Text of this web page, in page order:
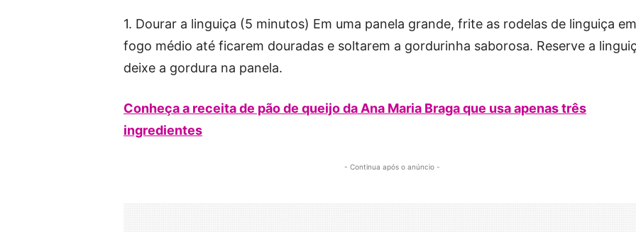
1. Dourar a linguiça (5 minutos) Em uma panela grande, frite as rodelas de linguiça em
fogo médio até ficarem douradas e soltarem a gordurinha saborosa. Reserve a
deixe a gordura na panela.
Conheça a receita de pão de queijo da Ana Maria Braga que usa apenas três
ingredientes
- Continua após o anúncio -